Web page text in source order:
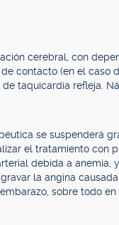
cerebral, con
contacto (en el caso
taquicardia refleja.
se suspenderá
el tratamiento con
debida a anemia,
la angina
sobre todo